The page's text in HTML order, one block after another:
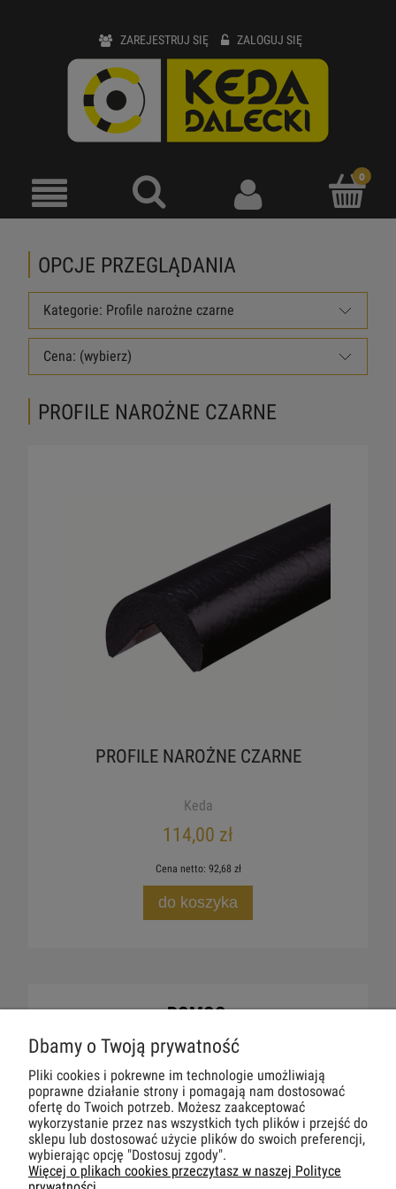
ZAREJESTRUJ SIĘ ZALOGUJ SIĘ
OPCJE PRZEGLĄDANIA
Kategorie: Profile narożne czarne
Cena: (wybierz)
PROFILE NAROŻNE CZARNE
PROFILE NAROŻNE CZARNE
Keda
114,00 zł
Cena netto: 92,68 zł
do koszyka
POMOC
DLA CIEBIE
MOJE KONTO
PŁATNOŚCI I DOSTAWA
Dbamy o Twoją prywatność
Pliki cookies i pokrewne im technologie umożliwiają
poprawne działanie strony i pomagają nam dostosować
ofertę do Twoich potrzeb. Możesz zaakceptować
wykorzystanie przez nas wszystkich tych plików i przejść do
sklepu lub dostosować użycie plików do swoich preferencji,
wybierając opcję "Dostosuj zgody".
Więcej o plikach cookies przeczytasz w naszej Polityce